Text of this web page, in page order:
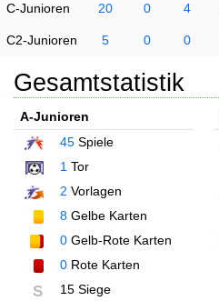
C-Junioren
20 0 4
C2-Junioren 5 0 0
Gesamtstatistik
A-Junioren
45 Spiele
1 Tor
2 Vorlagen
8 Gelbe Karten
0 Gelb-Rote Karten
0 Rote Karten
S 15 Siege